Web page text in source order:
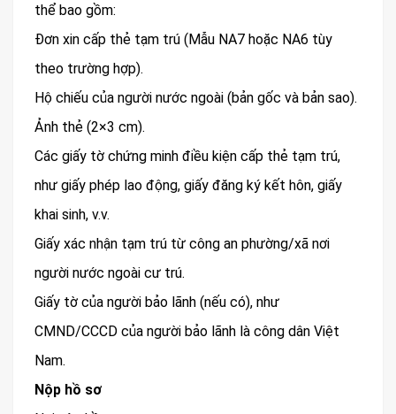
thể bao gồm:
Đơn xin cấp thẻ tạm trú (Mẫu NA7 hoặc NA6 tùy
theo trường hợp).
Hộ chiếu của người nước ngoài (bản gốc và bản sao).
Ảnh thẻ (2×3 cm).
Các giấy tờ chứng minh điều kiện cấp thẻ tạm trú,
như giấy phép lao động, giấy đăng ký kết hôn, giấy
khai sinh, v.v.
Giấy xác nhận tạm trú từ công an phường/xã nơi
người nước ngoài cư trú.
Giấy tờ của người bảo lãnh (nếu có), như
CMND/CCCD của người bảo lãnh là công dân Việt
Nam.
Nộp hồ sơ